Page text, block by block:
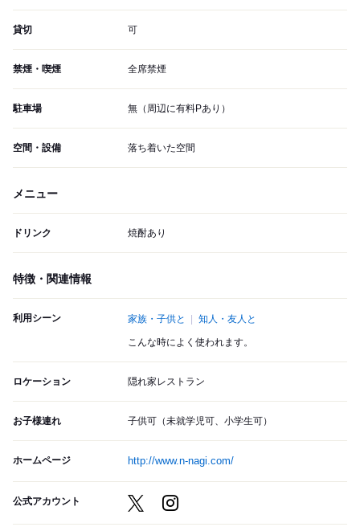
貸切 可
禁煙・喫煙 全席禁煙
駐車場 無（周辺に有料Pあり）
空間・設備 落ち着いた空間
メニュー
ドリンク 焼酎あり
特徴・関連情報
利用シーン 家族・子供と 知人・友人と
こんな時によく使われます。
ロケーション 隠れ家レストラン
お子様連れ 子供可（未就学児可、小学生可）
ホームページ http://www.n-nagi.com/
公式アカウント